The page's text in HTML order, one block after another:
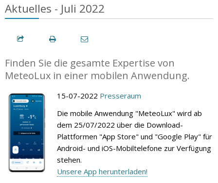
Aktuelles - Juli 2022
Finden Sie die gesamte Expertise von
MeteoLux in einer mobilen Anwendung.
15-07-2022 Presseraum
Die mobile Anwendung "MeteoLux" wird ab
dem 25/07/2022 über die Download-
Plattformen "App Store" und "Google Play" für
Android- und iOS-Mobiltelefone zur Verfügung
stehen.
Unsere App herunterladen!